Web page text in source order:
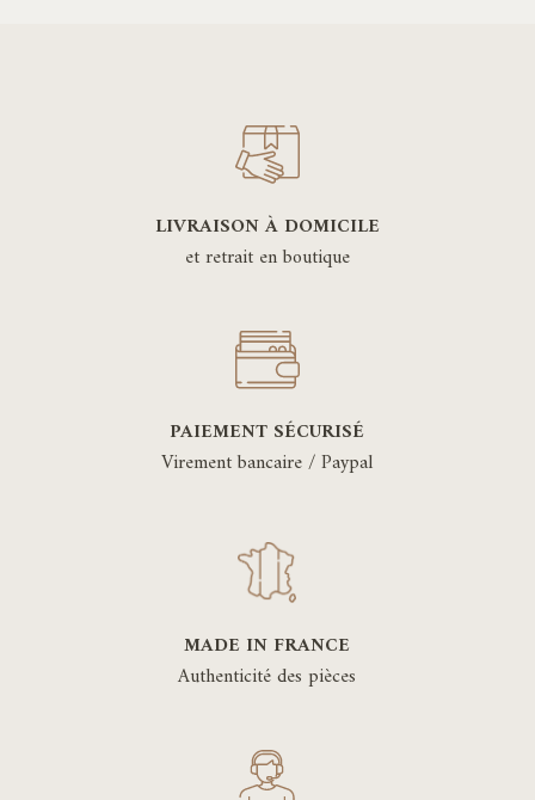
LIVRAISON À DOMICILE
et retrait en boutique
PAIEMENT SÉCURISÉ
Virement bancaire / Paypal
MADE IN FRANCE
Authenticité des pièces